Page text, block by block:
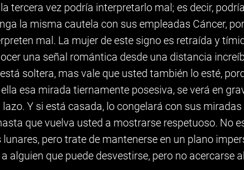
tercera vez podría interpretarlo mal; es decir,
la misma cautela con sus empleadas Cáncer,
mal. La mujer de este signo es retraída y
una señal romántica desde una distancia
soltera, mas vale que usted también lo esté,
esa mirada tiernamente posesiva, se verá en
lazo. Y si está casada, lo congelará con sus
que vuelva usted a mostrarse respetuoso. No
pero trate de mantenerse en un plano
alguien que puede desvestirse, pero no acercarse